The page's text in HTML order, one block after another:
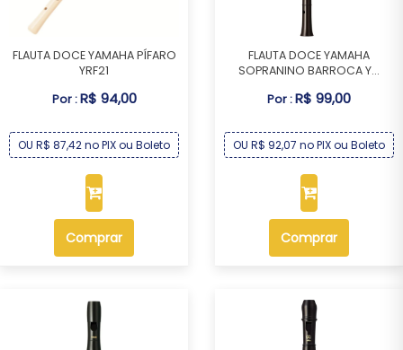
FLAUTA DOCE YAMAHA PÍFARO
YRF21
Por :R$ 94,00
OU R$ 87,42 no PIX ou Boleto
Comprar
FLAUTA DOCE YAMAHA
SOPRANINO BARROCA Y...
Por :R$ 99,00
OU R$ 92,07 no PIX ou Boleto
Comprar